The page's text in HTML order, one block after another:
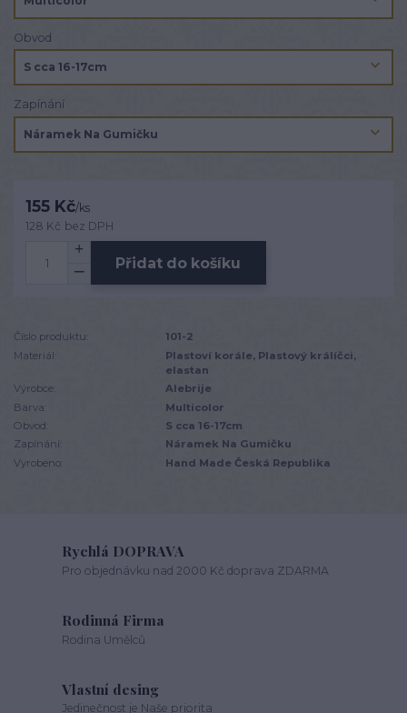
Obvod
Zapínání
155 Kč/ks
128 Kč bez DPH
Přidat do košíku
Číslo produktu:
101-2
Materiál:
Plastoví korále, Plastový králíčci,
elastan
Výrobce:
Alebrije
Barva:
Multicolor
Obvod:
S cca 16-17cm
Zapínání:
Náramek Na Gumičku
Vyrobeno:
Hand Made Česká Republika
Rychlá DOPRAVA
Pro objednávku nad 2000 Kč doprava ZDARMA
Rodinná Firma
Rodina Umělců
Vlastní desing
Jedinečnost je Naše priorita